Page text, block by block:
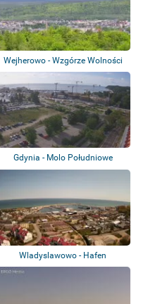
Wejherowo - Wzgórze Wolności
Gdynia - Molo Południowe
Wladyslawowo - Hafen